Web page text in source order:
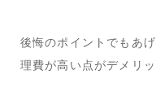
後悔のポイントでもあ
理費が高い点がデメリッ